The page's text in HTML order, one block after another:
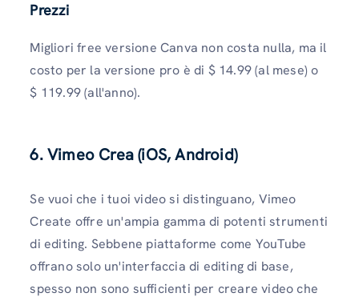
Prezzi
Migliori free versione Canva non costa nulla, ma il
costo per la versione pro è di $ 14.99 (al mese) o
$ 119.99 (all'anno).
6. Vimeo Crea (iOS, Android)
Se vuoi che i tuoi video si distinguano, Vimeo
Create offre un'ampia gamma di potenti strumenti
di editing. Sebbene piattaforme come YouTube
offrano solo un'interfaccia di editing di base,
spesso non sono sufficienti per creare video che